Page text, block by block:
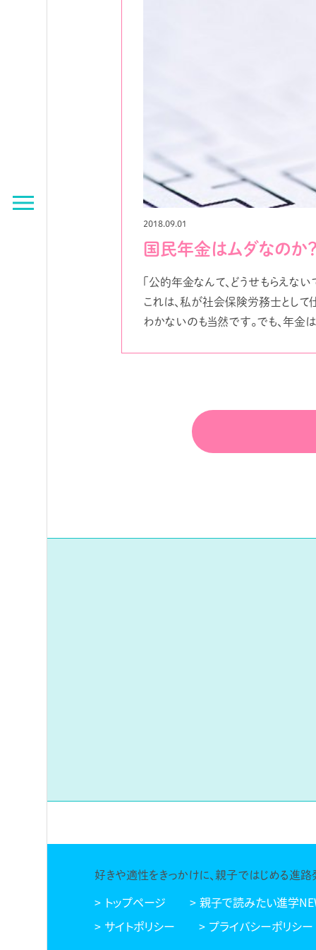
2018.09.01
国民年金はムダなのか
「公的年金なんて、どうせもらえない
これは、私が社会保険労務士として
わかないのも当然です。でも、年金
好きや適性をきっかけに、親子ではじめる進路
トップページ
親子で読みたい進学
サイトポリシー
プライバシーポリシー